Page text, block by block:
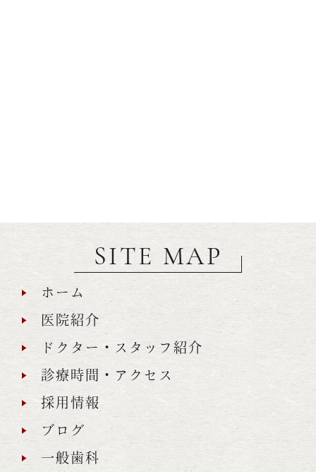
SITE MAP
ホーム
医院紹介
ドクター・スタッフ紹介
診療時間・アクセス
採用情報
ブログ
一般歯科